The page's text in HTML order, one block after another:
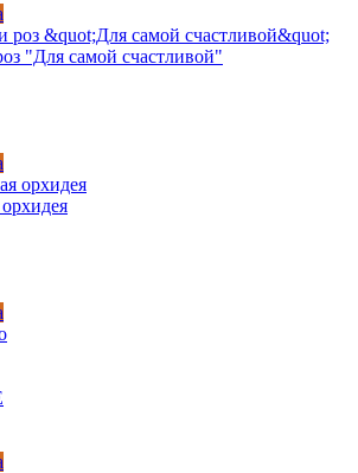
"Для самой счастливой"